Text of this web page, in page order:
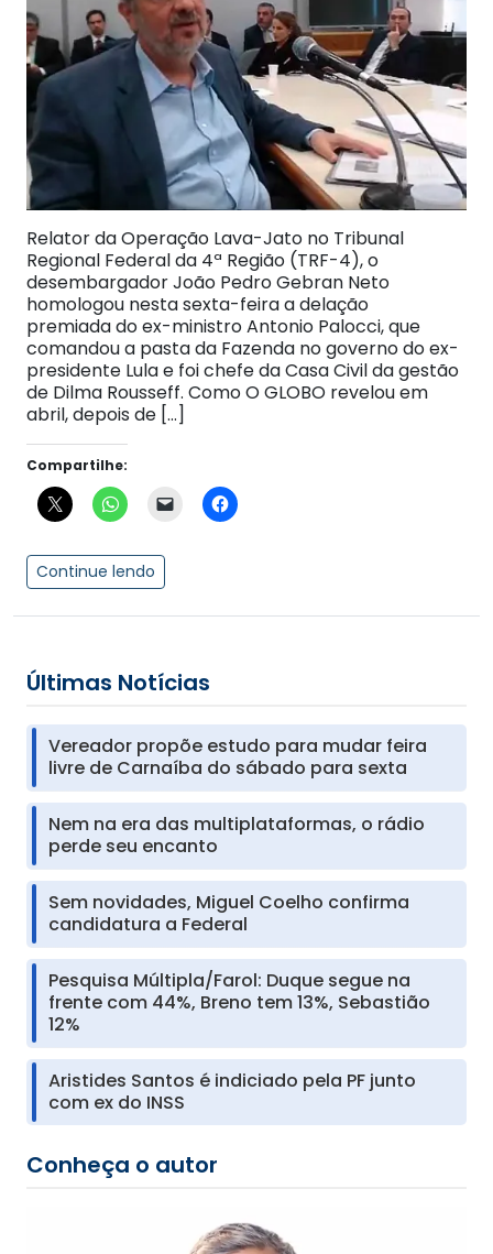
Relator da Operação Lava-Jato no Tribunal
Regional Federal da 4ª Região (TRF-4), o
desembargador João Pedro Gebran Neto
homologou nesta sexta-feira a delação
premiada do ex-ministro Antonio Palocci, que
comandou a pasta da Fazenda no governo do ex-
presidente Lula e foi chefe da Casa Civil da gestão
de Dilma Rousseff. Como O GLOBO revelou em
abril, depois de […]
Compartilhe:
Continue lendo
Últimas Notícias
Vereador propõe estudo para mudar feira
livre de Carnaíba do sábado para sexta
Nem na era das multiplataformas, o rádio
perde seu encanto
Sem novidades, Miguel Coelho confirma
candidatura a Federal
Pesquisa Múltipla/Farol: Duque segue na
frente com 44%, Breno tem 13%, Sebastião
12%
Aristides Santos é indiciado pela PF junto
com ex do INSS
Conheça o autor